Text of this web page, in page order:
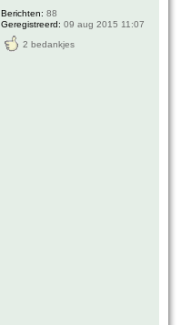
Berichten: 88
Geregistreerd: 09 aug 2015 11:07
2 bedankjes